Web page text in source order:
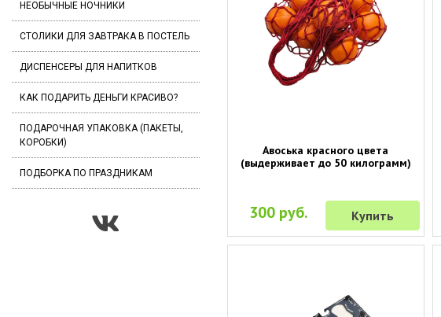
НЕОБЫЧНЫЕ НОЧНИКИ
СТОЛИКИ ДЛЯ ЗАВТРАКА В ПОСТЕЛЬ
ДИСПЕНСЕРЫ ДЛЯ НАПИТКОВ
КАК ПОДАРИТЬ ДЕНЬГИ КРАСИВО?
ПОДАРОЧНАЯ УПАКОВКА (ПАКЕТЫ,
КОРОБКИ)
ПОДБОРКА ПО ПРАЗДНИКАМ
Авоська красного цвета
(выдерживает до 50 килограмм)
300 руб. Купить